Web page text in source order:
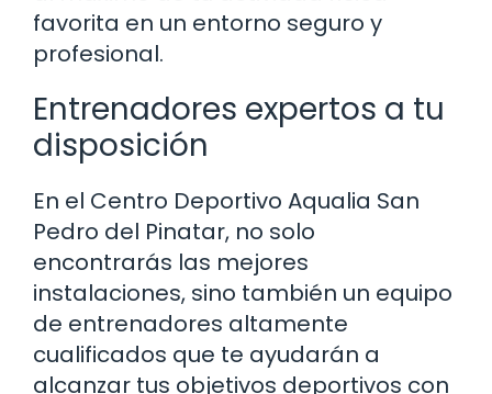
favorita en un entorno seguro y
profesional.
Entrenadores expertos a tu
disposición
En el Centro Deportivo Aqualia San
Pedro del Pinatar, no solo
encontrarás las mejores
instalaciones, sino también un equipo
de entrenadores altamente
cualificados que te ayudarán a
alcanzar tus objetivos deportivos con